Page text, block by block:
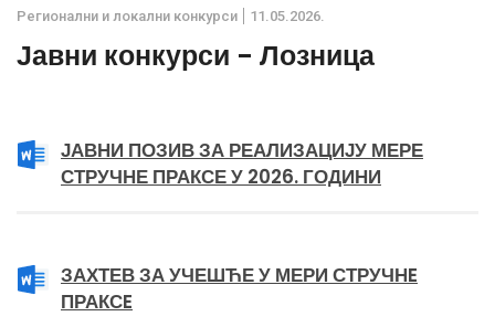
Регионални и локални конкурси 11.05.2026.
Јавни конкурси - Лозница
ЈАВНИ ПОЗИВ ЗА РЕАЛИЗАЦИЈУ МЕРЕ
СТРУЧНЕ ПРАКСЕ У 2026. ГОДИНИ
ЗАХТЕВ ЗА УЧЕШЋЕ У МЕРИ СТРУЧНE
ПРАКСE